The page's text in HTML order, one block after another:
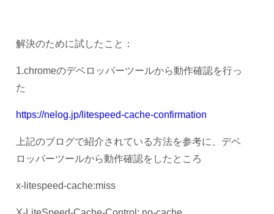
解決のために試したこと：
1.chromeのデベロッパーツールから動作確認を行っ
た
https://nelog.jp/litespeed-cache-confirmation
上記のブログで紹介されている方法を参考に、デベ
ロッパーツールから動作確認をしたところ
x-litespeed-cache:miss